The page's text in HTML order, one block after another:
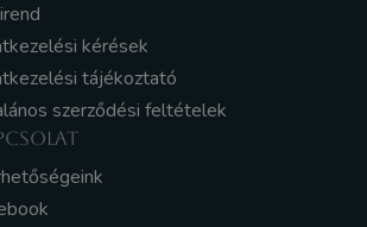
kérések
tájékoztató
szerződési feltételek